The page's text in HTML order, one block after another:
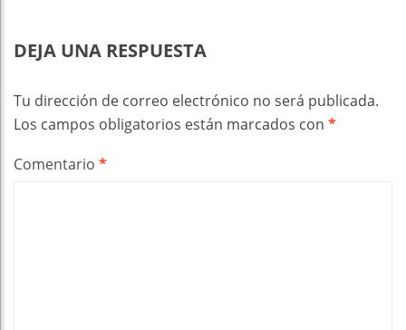
DEJA UNA RESPUESTA
Tu dirección de correo electrónico no será publicada.
Los campos obligatorios están marcados con *
Comentario *